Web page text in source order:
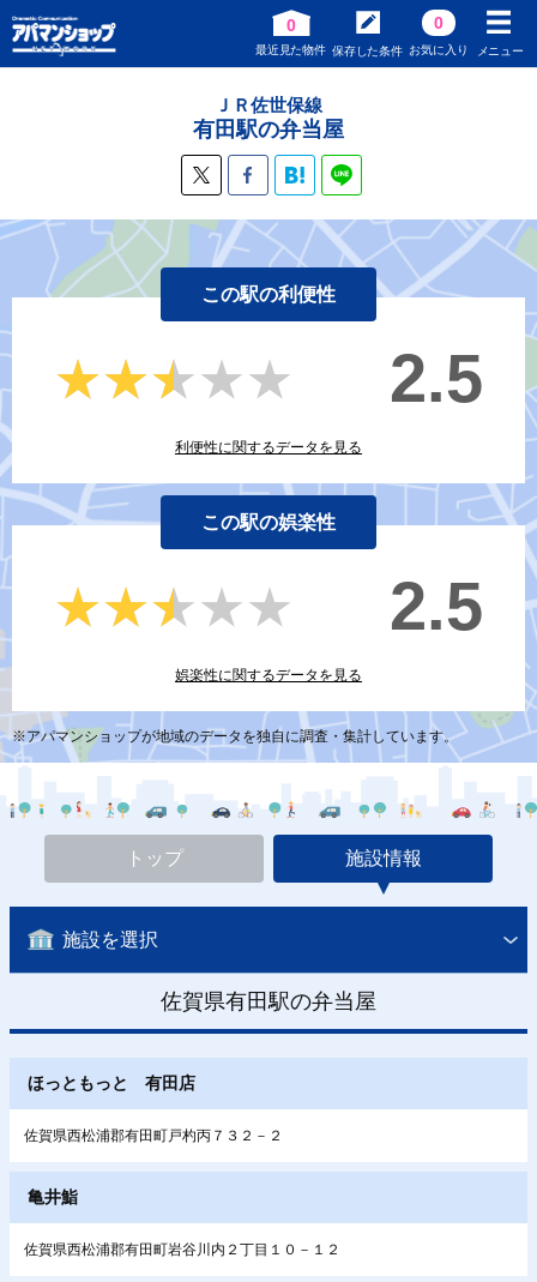
0
最近見た物件 保存した条件
0
お気に入り メニュー
ＪＲ佐世保線
有田駅の弁当屋
この駅の利便性
★★★★★
★★★★★ 2.5
利便性に関するデータを見る
この駅の娯楽性
★★★★★
★★★★★ 2.5
娯楽性に関するデータを見る
※アパマンショップが地域のデータを独自に調査・集計しています。
トップ 施設情報
施設を選択
佐賀県有田駅の弁当屋
ほっともっと 有田店
佐賀県西松浦郡有田町戸杓丙７３２－２
亀井鮨
佐賀県西松浦郡有田町岩谷川内２丁目１０－１２